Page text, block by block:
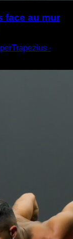
face au mur
∙